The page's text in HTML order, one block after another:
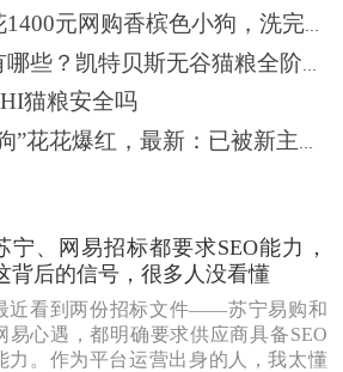
● 哈尔滨一男子花1400元网购香槟色小狗，洗完澡变纯白色
● 品质好的猫粮有哪些？凯特贝斯无谷猫粮全阶段喂养优选
猫粮安全吗
● “全世界最丑小狗”花花爆红，最新：已被新主人买走
宁、网易招标都要求SEO能力，
背后的信号，很多人没看懂
近看到两份招标文件——苏宁易购和
易心遇，都明确要求供应商具备SEO
力。作为平台运营出身的人，我太懂